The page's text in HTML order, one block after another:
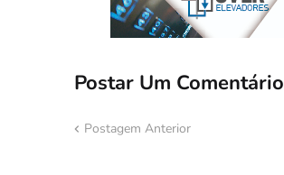
Postar Um Comentário
Postagem Anterior